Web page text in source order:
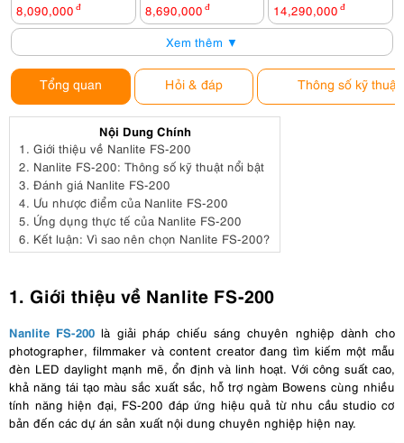
8,090,000 đ
8,690,000 đ
14,290,000 đ
Xem thêm ▼
Tổng quan Hỏi & đáp Thông số kỹ thuật
Nội Dung Chính
1. Giới thiệu về Nanlite FS-200
2. Nanlite FS-200: Thông số kỹ thuật nổi bật
3. Đánh giá Nanlite FS-200
4. Ưu nhược điểm của Nanlite FS-200
5. Ứng dụng thực tế của Nanlite FS-200
6. Kết luận: Vì sao nên chọn Nanlite FS-200?
1. Giới thiệu về Nanlite FS-200
Nanlite FS-200 là giải pháp chiếu sáng chuyên nghiệp dành cho
photographer, filmmaker và content creator đang tìm kiếm một mẫu
đèn LED daylight mạnh mẽ, ổn định và linh hoạt. Với công suất cao,
khả năng tái tạo màu sắc xuất sắc, hỗ trợ ngàm Bowens cùng nhiều
tính năng hiện đại, FS-200 đáp ứng hiệu quả từ nhu cầu studio cơ
bản đến các dự án sản xuất nội dung chuyên nghiệp hiện nay.